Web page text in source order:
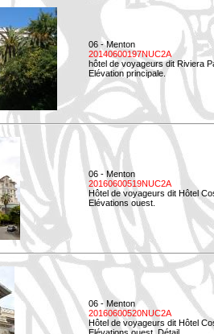
06 - Menton
20140600197NUC2A
hôtel de voyageurs dit Riviera
Elévation principale.
06 - Menton
20160600519NUC2A
Hôtel de voyageurs dit Hôtel
Elévations ouest.
06 - Menton
20160600520NUC2A
Hôtel de voyageurs dit Hôtel